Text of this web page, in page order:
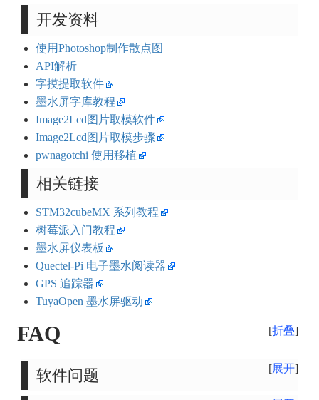
开发资料
使用Photoshop制作散点图
API解析
字摸提取软件
墨水屏字库教程
Image2Lcd图片取模软件
Image2Lcd图片取模步骤
pwnagotchi 使用移植
相关链接
STM32cubeMX 系列教程
树莓派入门教程
墨水屏仪表板
Quectel-Pi 电子墨水阅读器
GPS 追踪器
TuyaOpen 墨水屏驱动
折叠
FAQ
展开
软件问题